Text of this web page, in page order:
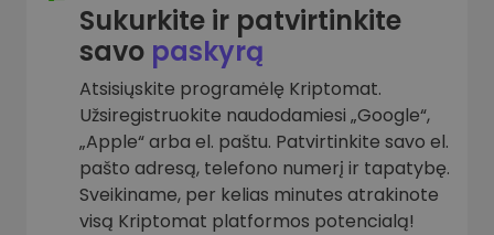
Sukurkite ir patvirtinkite
savo paskyrą
Atsisiųskite programėlę Kriptomat.
Užsiregistruokite naudodamiesi „Google“,
„Apple“ arba el. paštu. Patvirtinkite savo el.
pašto adresą, telefono numerį ir tapatybę.
Sveikiname, per kelias minutes atrakinote
visą Kriptomat platformos potencialą!